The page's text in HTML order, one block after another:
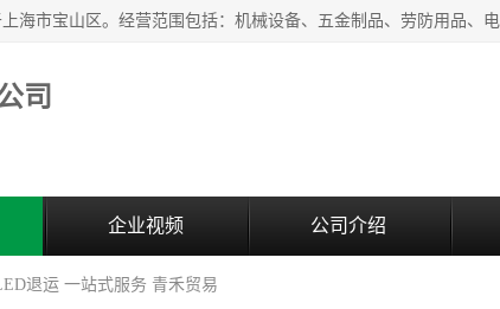
司
企业视频 公司介绍
退运 一站式服务 青禾贸易